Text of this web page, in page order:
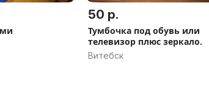
50 р.
Тумбочка под обувь или
телевизор плюс зеркало.
Витебск